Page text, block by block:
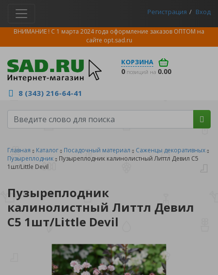
Регистрация Вход
ВНИМАНИЕ ! С 1 марта 2024 года оформление заказов ОПТОМ на
сайте opt.sad.ru
КОРЗИНА
0 позиций на 0.00
8 (343) 216-64-41
Главная Каталог Посадочный материал
Саженцы декоративных
Пузыреплодник
Пузыреплодник калинолистный Литтл Девил C5
1шт/Little Devil
Пузыреплодник
калинолистный Литтл Девил
C5 1шт/Little Devil